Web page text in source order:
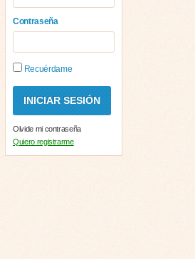
Contraseña
Recuérdame
Olvide mi contraseña
Quiero registrarme